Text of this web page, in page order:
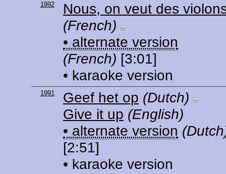
1992
Nous, on veut des
(French)
• alternate version
(French) [3:01]
• karaoke version
1991 Geef het op (Dutch)
Give it up (English)
• alternate version
[2:51]
• karaoke version